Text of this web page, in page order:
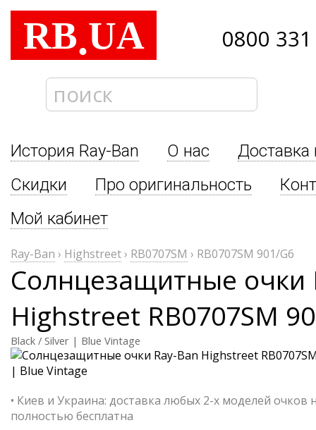
RB.UA 0800
История Ray-Ban О нас
Доставка
Скидки
Про оригинальность
Мой кабинет
Ray-Ban › Highstreet› RB0707SM › RB0707SM 901/G6
Солнцезащитные очки
Highstreet RB0707SM
Black / Silver | Blue Vintage
• Киев и Украина: доставка любых 2-х моделей очков
полностью бесплатна